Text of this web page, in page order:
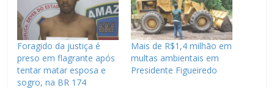
Foragido da justiça é
preso em flagrante após
tentar matar esposa e
sogro, na BR 174
Mais de R$1,4 milhão em
multas ambientais em
Presidente Figueiredo